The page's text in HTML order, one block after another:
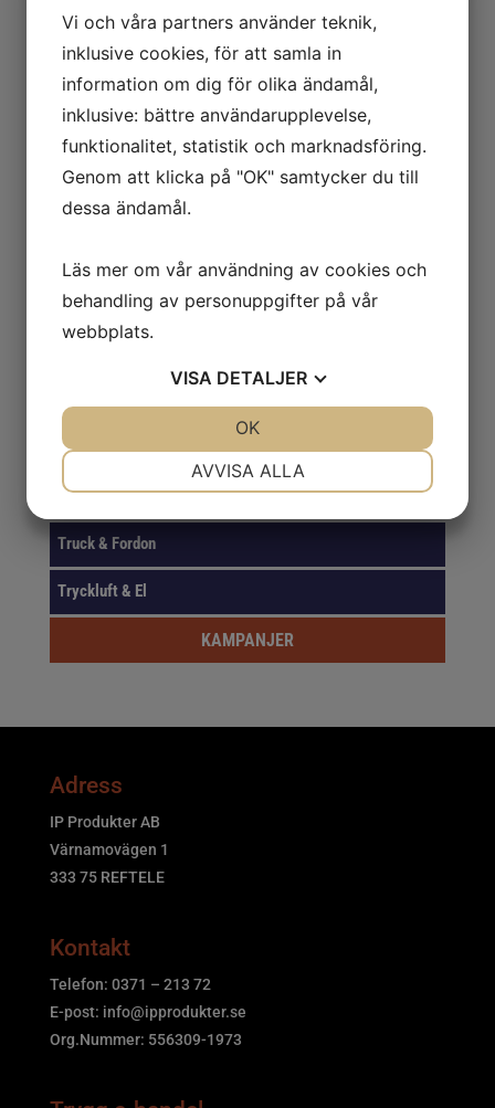
ARBETSKLÄDER
FÖRVARINGSLÖSNINGAR
VERKTYG
KAPNING & SLIPNING
PACKNING & EMBALLAGE
Smörjning & Rostlösning
SVETS
Truck & Fordon
Tryckluft & El
KAMPANJER
Adress
IP Produkter AB
Värnamovägen 1
333 75 REFTELE
Kontakt
Telefon: 0371 – 213 72
E-post: info@ipprodukter.se
Org.Nummer: 556309-1973
Vi och våra partners använder teknik,
inklusive cookies, för att samla in
information om dig för olika ändamål,
inklusive: bättre användarupplevelse,
funktionalitet, statistik och marknadsföring.
Genom att klicka på "OK" samtycker du till
dessa ändamål.
Läs mer om vår användning av cookies och
behandling av personuppgifter på vår
webbplats.
VISA DETALJER
MARKNADSFÖRING
AVVISA ALLA
OK